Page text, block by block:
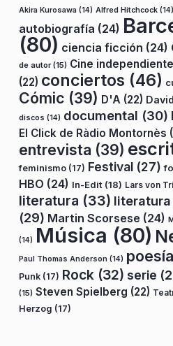
Akira Kurosawa (14) Alfred Hitchcock (14)
autobiografía (24)
(80) ciencia ficción (24)
de autor(15) Cine independiente
(22) conciertos (46)
Cómic (39) D'A (22)
discos (14) documental (30)
El Click de Ràdio Montornès
entrevista (39)
feminismo (17) Festival (27)
HBO (24) In-Edit (18) Lars von
literatura (33) literatura
(29) Martin Scorsese (24)
(14) Música (80)
Paul Thomas Anderson (14) poesía
Punk (17) Rock (32) serie
(15) Steven Spielberg (22)
Herzog (17)